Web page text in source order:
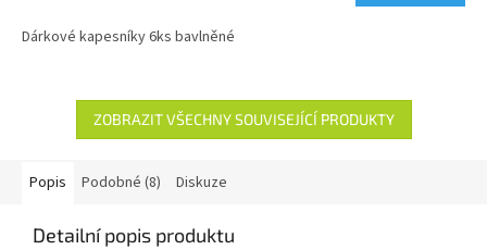
Dárkové kapesníky 6ks bavlněné
ZOBRAZIT VŠECHNY SOUVISEJÍCÍ PRODUKTY
Popis Podobné (8) Diskuze
Detailní popis produktu